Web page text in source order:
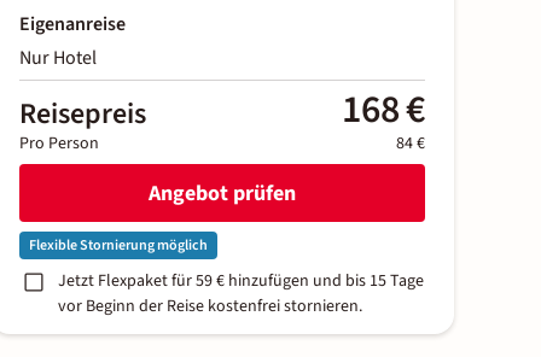
Eigenanreise
Nur Hotel
Reisepreis 168 €
Pro Person 84 €
Angebot prüfen
Flexible Stornierung möglich
Jetzt Flexpaket für 59 € hinzufügen und bis 15 Tage
vor Beginn der Reise kostenfrei stornieren.